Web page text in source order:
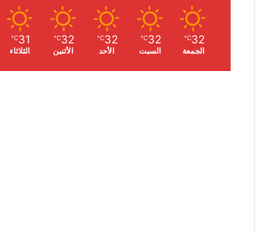
32
℃
الجمعة
32
℃
السبت
32
℃
الأحد
32
℃
الأثنين
31
℃
الثلاثاء